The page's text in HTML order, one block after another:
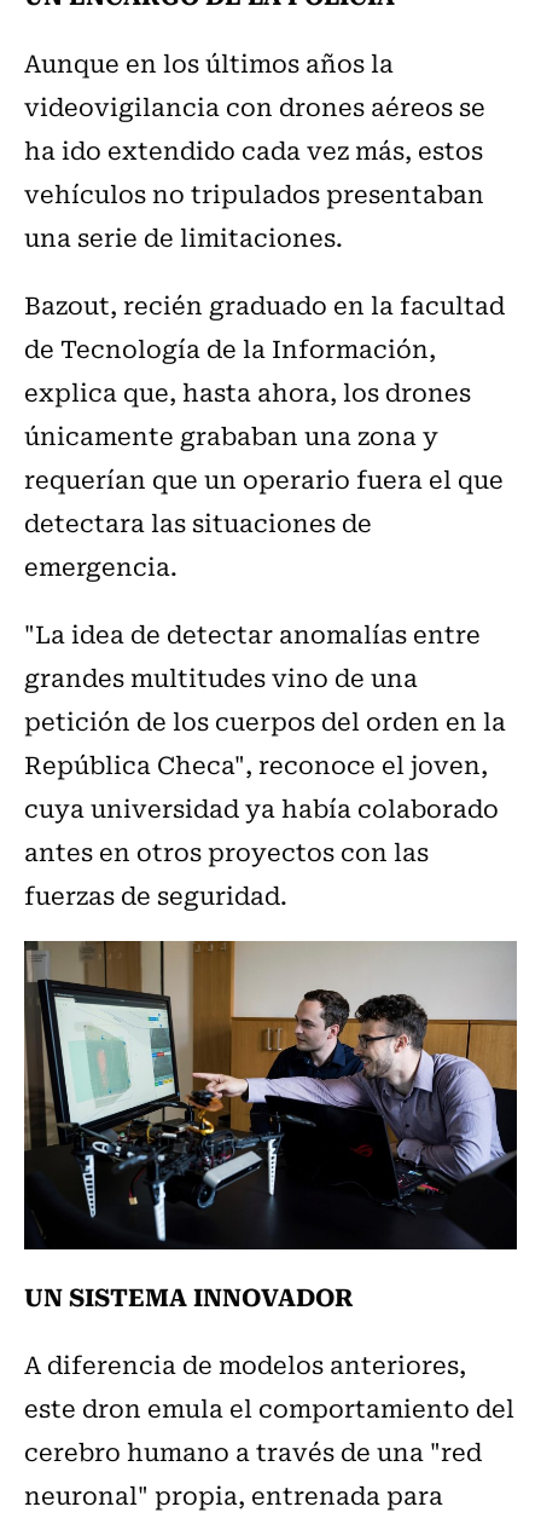
Aunque en los últimos años la
videovigilancia con drones aéreos se
ha ido extendido cada vez más, estos
vehículos no tripulados presentaban
una serie de limitaciones.
Bazout, recién graduado en la facultad
de Tecnología de la Información,
explica que, hasta ahora, los drones
únicamente grababan una zona y
requerían que un operario fuera el que
detectara las situaciones de
emergencia.
"La idea de detectar anomalías entre
grandes multitudes vino de una
petición de los cuerpos del orden en la
República Checa", reconoce el joven,
cuya universidad ya había colaborado
antes en otros proyectos con las
fuerzas de seguridad.
UN SISTEMA INNOVADOR
A diferencia de modelos anteriores,
este dron emula el comportamiento del
cerebro humano a través de una "red
neuronal" propia, entrenada para